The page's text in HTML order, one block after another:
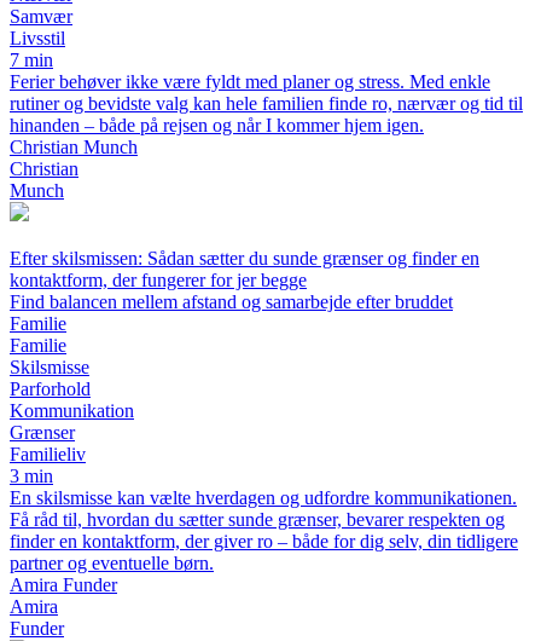
Samvær
Livsstil
7 min
Ferier behøver ikke være fyldt med planer og stress. Med enkle
rutiner og bevidste valg kan hele familien finde ro, nærvær og tid til
hinanden – både på rejsen og når I kommer hjem igen.
Christian Munch
Christian
Munch
Efter skilsmissen: Sådan sætter du sunde grænser og finder en
kontaktform, der fungerer for jer begge
Find balancen mellem afstand og samarbejde efter bruddet
Familie
Familie
Skilsmisse
Parforhold
Kommunikation
Grænser
Familieliv
3 min
En skilsmisse kan vælte hverdagen og udfordre kommunikationen.
Få råd til, hvordan du sætter sunde grænser, bevarer respekten og
finder en kontaktform, der giver ro – både for dig selv, din tidligere
partner og eventuelle børn.
Amira Funder
Amira
Funder